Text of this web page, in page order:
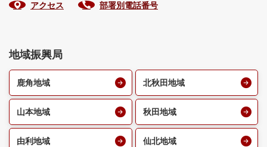
アクセス 部署別電話番号
地域振興局
鹿角地域 北秋田地域
山本地域 秋田地域
由利地域 仙北地域